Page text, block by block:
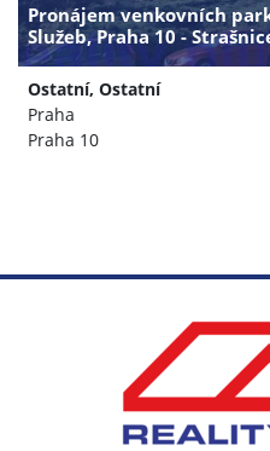
Pronájem venkovních
Služeb, Praha 10 -
Ostatní, Ostatní
Praha
Praha 10